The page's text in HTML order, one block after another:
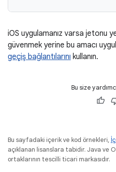
iOS uygulamanız varsa jetonu
güvenmek yerine bu amacı
geçiş bağlantılarını kullanın.
Bu size
Bu sayfadaki içerik ve kod örnekleri,
açıklanan lisanslara tabidir. Java ve
ortaklarının tescilli ticari markasıdır.